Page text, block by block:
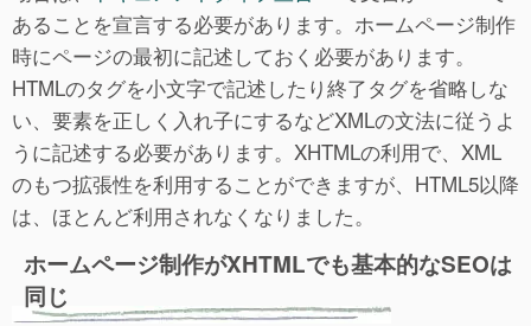
あることを宣言する必要があります。ホームページ制作
時にページの最初に記述しておく必要があります。
HTMLのタグを小文字で記述したり終了タグを省略しな
い、要素を正しく入れ子にするなどXMLの文法に従うよ
うに記述する必要があります。XHTMLの利用で、XML
のもつ拡張性を利用することができますが、HTML5以降
は、ほとんど利用されなくなりました。
ホームページ制作がXHTMLでも基本的なSEOは
同じ